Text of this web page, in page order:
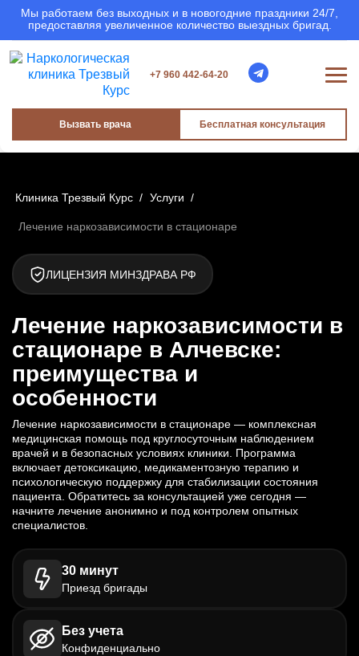
Мы работаем без выходных и в новогодние праздники 24/7,
предоставляя увеличенное количество выездных бригад.
+7 960 442-64-20
Вызвать врача Бесплатная консультация
Клиника Трезвый Курс / Услуги /
Лечение наркозависимости в стационаре
ЛИЦЕНЗИЯ МИНЗДРАВА РФ
Лечение наркозависимости в
стационаре в Алчевске:
преимущества и
особенности
Лечение наркозависимости в стационаре — комплексная
медицинская помощь под круглосуточным наблюдением
врачей и в безопасных условиях клиники. Программа
включает детоксикацию, медикаментозную терапию и
психологическую поддержку для стабилизации состояния
пациента. Обратитесь за консультацией уже сегодня —
начните лечение анонимно и под контролем опытных
специалистов.
30 минут
Приезд бригады
Без учета
Конфиденциально